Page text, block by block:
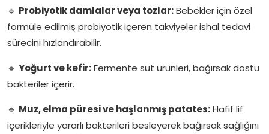
🔹 Probiyotik damlalar veya tozlar:Bebekler için özel
formüle edilmiş probiyotik içeren takviyeler ishal tedavi
sürecini hızlandırabilir.
🔹 Yoğurt ve kefir:Fermente süt ürünleri, bağırsak dostu
bakteriler içerir.
🔹 Muz, elma püresi ve haşlanmış patates:Hafif lif
içerikleriyle yararlı bakterileri besleyerek bağırsak sağlığını